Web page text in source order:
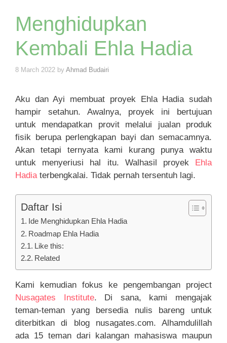
Menghidupkan
Kembali Ehla Hadia
8 March 2022 by Ahmad Budairi
Aku dan Ayi membuat proyek Ehla Hadia sudah
hampir setahun. Awalnya, proyek ini bertujuan
untuk mendapatkan provit melalui jualan produk
fisik berupa perlengkapan bayi dan semacamnya.
Akan tetapi ternyata kami kurang punya waktu
untuk menyeriusi hal itu. Walhasil proyek Ehla
Hadia terbengkalai. Tidak pernah tersentuh lagi.
Daftar Isi
Ide Menghidupkan Ehla Hadia
Roadmap Ehla Hadia
Like this:
Related
Kami kemudian fokus ke pengembangan project
Nusagates Institute. Di sana, kami mengajak
teman-teman yang bersedia nulis bareng untuk
diterbitkan di blog nusagates.com. Alhamdulillah
ada 15 teman dari kalangan mahasiswa maupun